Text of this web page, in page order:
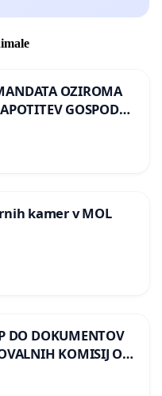
OZIROMA
GOSPODA
kamer v MOL
DO DOKUMENTOV
KOMISIJ O